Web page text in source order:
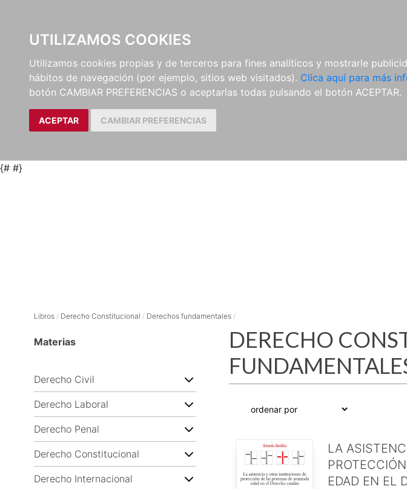
UTILIZAMOS COOKIES
Utilizamos cookies propias y de terceros para fines analíticos y mostrarle
hábitos de navegación (por ejemplo, sitios web visitados). Clica aquí para más
botón CAMBIAR PREFERENCIAS o aceptarlas todas pulsando el botón ACEPTAR.
ACEPTAR CAMBIAR PREFERENCIAS
{# #}
EDITORIAL E-BOOKS
LibrosAutores
Libros / Derecho Constitucional / Derechos fundamentales /
Materias
Derecho Civil
Derecho Laboral
Derecho Penal
Derecho Constitucional
Derecho Internacional
DERECHO
LA
EDAD EN EL